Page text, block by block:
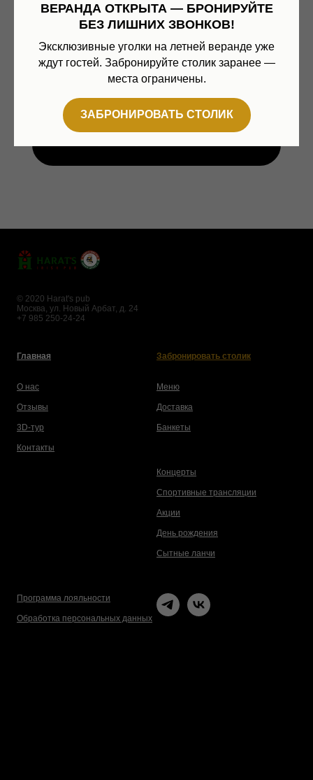
Забронировать столик
ВЕРАНДА ОТКРЫТА — БРОНИРУЙТЕ
БЕЗ ЛИШНИХ ЗВОНКОВ!
Эксклюзивные уголки на летней веранде уже
ждут гостей. Забронируйте столик заранее —
места ограничены.
ЗАБРОНИРОВАТЬ СТОЛИК
© 2020 Harat's pub
Москва, ул. Новый Арбат, д. 24
+7 985 250-24-24
Главная
О нас
Отзывы
3D-тур
Контакты
Забронировать столик
Меню
Доставка
Банкеты
Концерты
Спортивные трансляции
Акции
День рождения
Сытные ланчи
Программа лояльности
Обработка персональных данных